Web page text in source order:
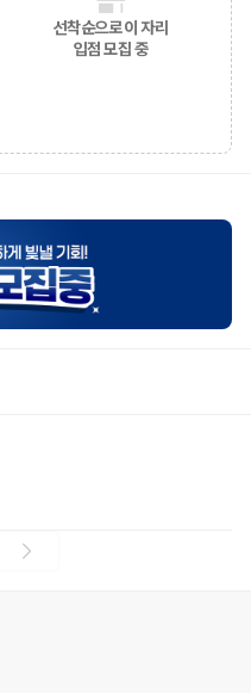
선착순으로 이 자리
입점 모집 중